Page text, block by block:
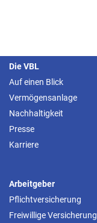
Die VBL
Auf einen Blick
Vermögensanlage
Nachhaltigkeit
Presse
Karriere
Arbeitgeber
Pflichtversicherung
Freiwillige Versicherung